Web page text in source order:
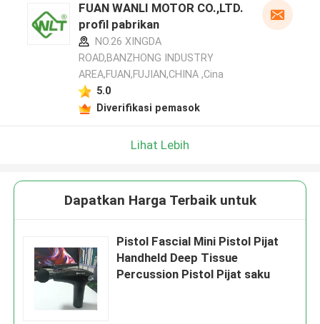
FUAN WANLI MOTOR CO.,LTD.
profil pabrikan
NO.26 XINGDA
ROAD,BANZHONG INDUSTRY
AREA,FUAN,FUJIAN,CHINA ,Cina
5.0
Diverifikasi pemasok
Lihat Lebih
Dapatkan Harga Terbaik untuk
Pistol Fascial Mini Pistol Pijat
Handheld Deep Tissue
Percussion Pistol Pijat saku